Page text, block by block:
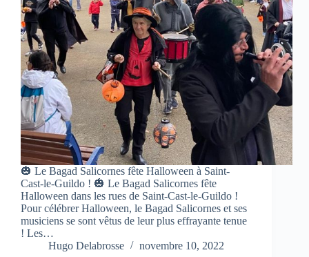
🎃 Le Bagad Salicornes fête Halloween à Saint-
Cast-le-Guildo ! 🎃 Le Bagad Salicornes fête
Halloween dans les rues de Saint-Cast-le-Guildo !
Pour célébrer Halloween, le Bagad Salicornes et ses
musiciens se sont vêtus de leur plus effrayante tenue
! Les…
Hugo Delabrosse
novembre 10, 2022